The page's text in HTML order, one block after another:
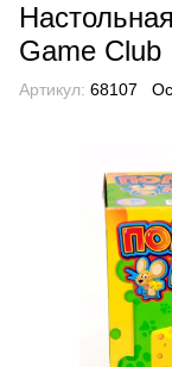
Game Club
Артикул: 68107